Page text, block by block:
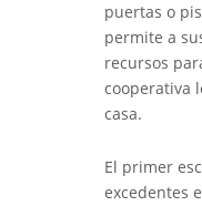
puertas o
permite a
recursos
cooperativa
casa.
El primer
excedentes